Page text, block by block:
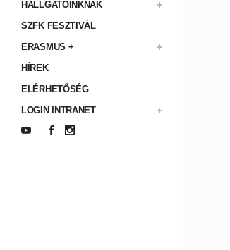
HALLGATÓINKNAK
SZFK FESZTIVÁL
ERASMUS +
HÍREK
ELÉRHETŐSÉG
LOGIN INTRANET